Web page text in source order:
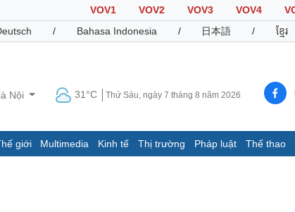
VOV1 VOV2 VOV3 VOV4
/ Bahasa Indonesia / 日本語 / ខ្មែរ
Nội 31°C Thứ Sáu, ngày 7 tháng 8 năm 2026
giới Multimedia Kinh tế Thị trường Pháp luật Thể thao